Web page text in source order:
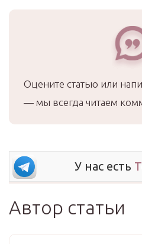
Оцените статью или
— мы всегда читаем
У нас есть
Автор статьи